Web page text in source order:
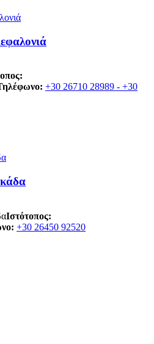
+30 26710 28989 - +30
Ιστότοπος:
+30 26450 92520